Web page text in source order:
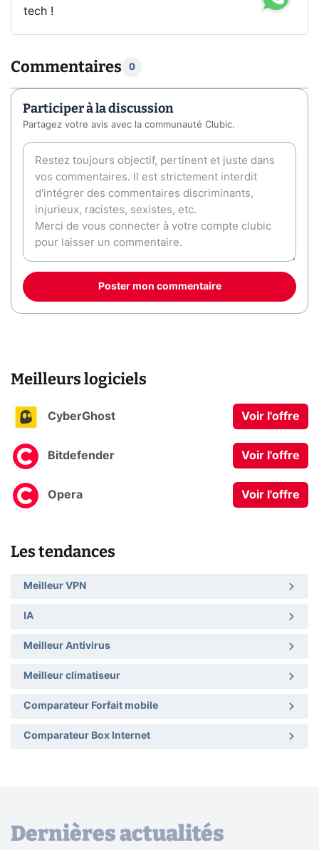
tech !
Commentaires 0
Participer à la discussion
Partagez votre avis avec la communauté Clubic.
Poster mon commentaire
Meilleurs logiciels
CyberGhost Voir l'offre
Bitdefender Voir l'offre
Opera Voir l'offre
Les tendances
Meilleur VPN
IA
Meilleur Antivirus
Meilleur climatiseur
Comparateur Forfait mobile
Comparateur Box Internet
Dernières actualités